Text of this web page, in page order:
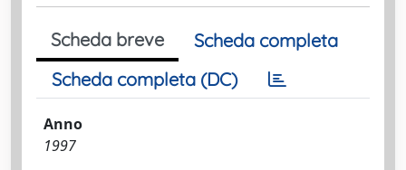
Scheda breve
Scheda completa
Scheda completa (DC)
Anno
1997